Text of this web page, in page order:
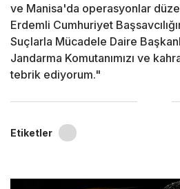
ve Manisa'da operasyonlar
Erdemli Cumhuriyet
Suçlarla Mücadele Daire
Jandarma Komutanımızı ve
tebrik ediyorum."
Etiketler